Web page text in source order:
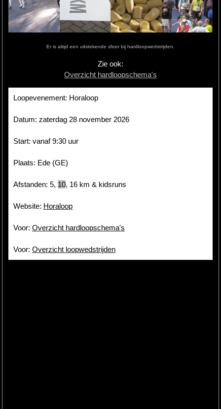
Hardlopen
Site
Er is altijd een uitstekende sfeer bij hardloopwedstrijden.
Zie ook:
Overzicht hardloopschema's
Loopevenement: Horaloop
Datum: zaterdag 28 november 2026
Start: vanaf 9:30 uur
Plaats: Ede (GE)
Afstanden: 5, 10, 16 km & kidsruns
Website: Horaloop
Voor: Overzicht hardloopschema's
Voor: Overzicht loopwedstrijden